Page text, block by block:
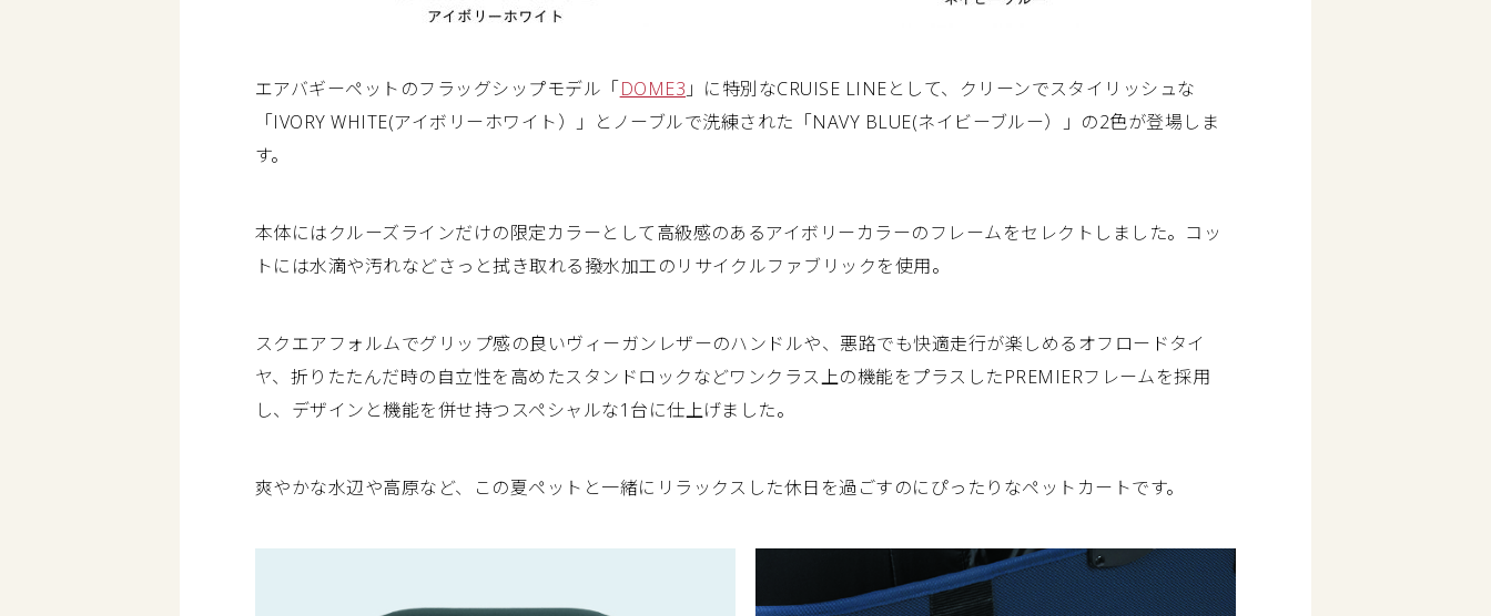
エアバギーペットのフラッグシップモデル「DOME3 」に特別なCRUISE LINEとして、クリーンでスタイリッシュな
「IVORY WHITE(アイボリーホワイト）」とノーブルで洗練された「NAVY BLUE(ネイビーブルー）」の2色が登場しま
す。
本体にはクルーズラインだけの限定カラーとして高級感のあるアイボリーカラーのフレームをセレクトしました。コッ
トには水滴や汚れなどさっと拭き取れる撥水加工のリサイクルファブリックを使用。
スクエアフォルムでグリップ感の良いヴィーガンレザーのハンドルや、悪路でも快適走行が楽しめるオフロードタイ
ヤ、折りたたんだ時の自立性を高めたスタンドロックなどワンクラス上の機能をプラスしたPREMIERフレームを採用
し、デザインと機能を併せ持つスペシャルな1台に仕上げました。
爽やかな水辺や高原など、この夏ペットと一緒にリラックスした休日を過ごすのにぴったりなペットカートです。